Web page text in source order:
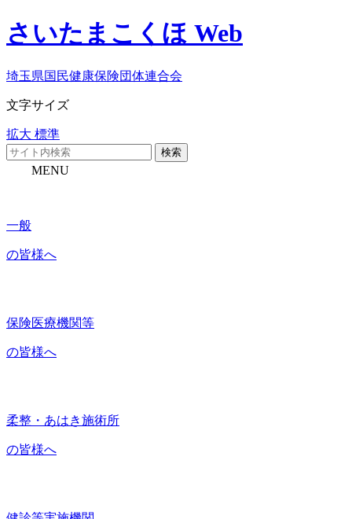
さいたまこくほ Web
埼玉県国民健康保険団体連合会
文字サイズ
拡大 標準
検索
MENU
一般
の皆様へ
保険医療機関等
の皆様へ
柔整・あはき施術所
の皆様へ